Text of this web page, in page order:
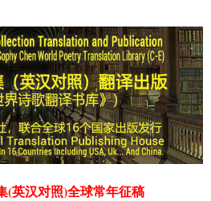
(英汉对照)全球常年征稿